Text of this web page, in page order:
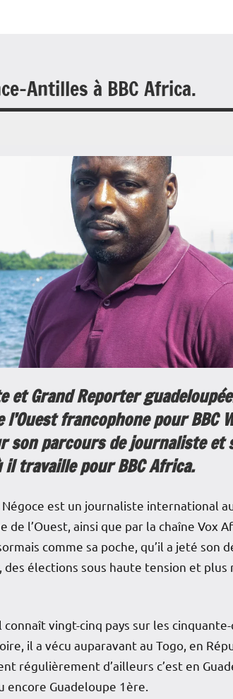
Antilles à BBC Africa.
Grand Reporter
francophone pour BBC
son parcours de journaliste et
il travaille pour BBC Africa.
est un journaliste international
de l’Ouest, ainsi que par la chaîne Vox
comme sa poche, qu’il a jeté son
élections sous haute tension et plus
connaît vingt-cinq pays sur les
il a vécu auparavant au Togo, en
régulièrement d’ailleurs c’est en
Guadeloupe 1ère.